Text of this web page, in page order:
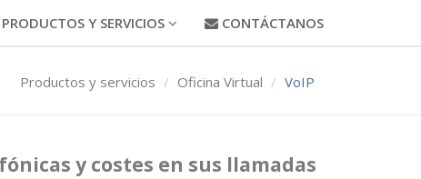
PRODUCTOS Y SERVICIOS CONTÁCTANOS
Productos y servicios Oficina Virtual VoIP
y costes en sus llamadas